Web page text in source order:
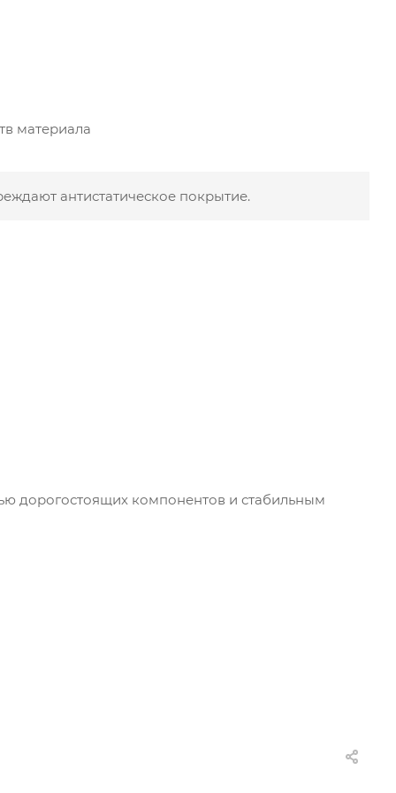
материала
антистатическое покрытие.
дорогостоящих компонентов и стабильным